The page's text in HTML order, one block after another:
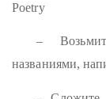
Poetry
–
названиями,